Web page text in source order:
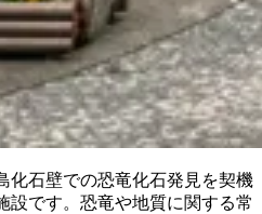
化石壁での恐竜化石発見を契機
設です。恐竜や地質に関する常